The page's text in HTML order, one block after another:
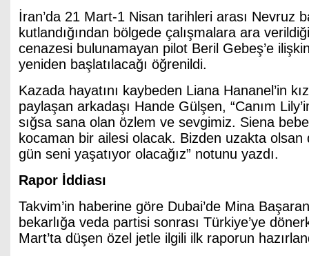
İran’da 21 Mart-1 Nisan tarihleri arası Nevruz
kutlandığından bölgede çalışmalara ara
cenazesi bulunamayan pilot Beril Gebeş’e
yeniden başlatılacağı öğrenildi.
Kazada hayatını kaybeden Liana Hananel’in
paylaşan arkadaşı Hande Gülşen, “Canım
sığsa sana olan özlem ve sevgimiz. Siena
kocaman bir ailesi olacak. Bizden uzakta olsan
gün seni yaşatıyor olacağız” notunu yazdı.
Rapor İddiası
Takvim’in haberine göre Dubai’de Mina
bekarlığa veda partisi sonrası Türkiye’ye
Mart’ta düşen özel jetle ilgili ilk raporun